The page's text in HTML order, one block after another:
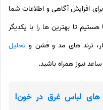
افزایش آگاهی و اطلاعات شما
تا بهترین ها را با یکدیگر
ترند های مد و فشن وتحلیل
ساعد نیوز همراه باشید.
لباس غرق در خون!